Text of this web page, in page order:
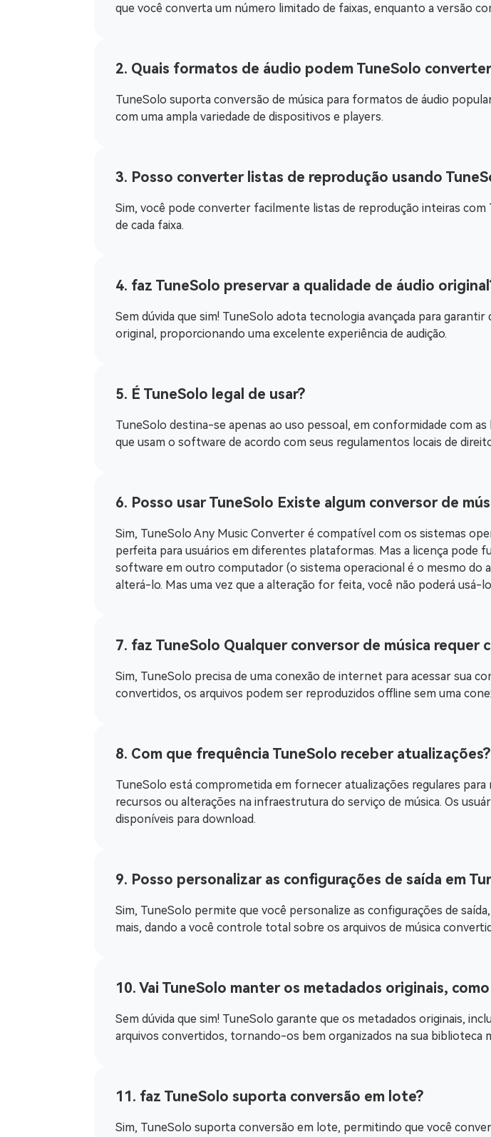
que você converta um número limitado de faixas, enquanto a versão
2. Quais formatos de áudio podem TuneSolo
TuneSolo suporta conversão de música para formatos de áudio
com uma ampla variedade de dispositivos e players.
3. Posso converter listas de reprodução usando
Sim, você pode converter facilmente listas de reprodução inteiras
de cada faixa.
4. faz TuneSolo preservar a qualidade de áudio
Sem dúvida que sim! TuneSolo adota tecnologia avançada para
original, proporcionando uma excelente experiência de audição.
5. É TuneSolo legal de usar?
TuneSolo destina-se apenas ao uso pessoal, em conformidade com
que usam o software de acordo com seus regulamentos locais de
6. Posso usar TuneSolo Existe algum conversor de
Sim, TuneSolo Any Music Converter é compatível com os sistemas
perfeita para usuários em diferentes plataformas. Mas a licença pode
software em outro computador (o sistema operacional é o mesmo
alterá-lo. Mas uma vez que a alteração for feita, você não poderá usá-
7. faz TuneSolo Qualquer conversor de música requer
Sim, TuneSolo precisa de uma conexão de internet para acessar sua
convertidos, os arquivos podem ser reproduzidos offline sem uma
8. Com que frequência TuneSolo receber atualizações?
TuneSolo está comprometida em fornecer atualizações regulares
recursos ou alterações na infraestrutura do serviço de música. Os
disponíveis para download.
9. Posso personalizar as configurações de saída em
Sim, TuneSolo permite que você personalize as configurações de
mais, dando a você controle total sobre os arquivos de música
10. Vai TuneSolo manter os metadados originais,
Sem dúvida que sim! TuneSolo garante que os metadados originais,
arquivos convertidos, tornando-os bem organizados na sua biblioteca
11. faz TuneSolo suporta conversão em lote?
Sim, TuneSolo suporta conversão em lote, permitindo que você